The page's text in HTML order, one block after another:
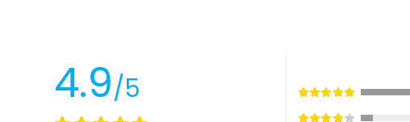
4.9/5